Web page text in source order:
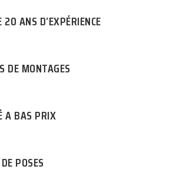
20 ANS D’EXPÉRIENCE
DE MONTAGES
A BAS PRIX
POSES